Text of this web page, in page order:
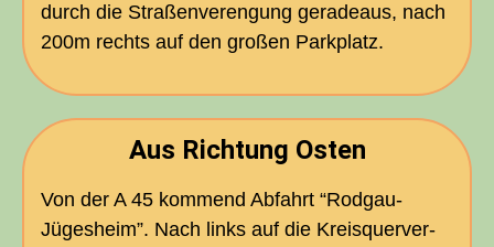
durch die Stra­ßen­ver­en­gung gera­de­aus, nach
200m rechts auf den gro­ßen Parkplatz.
Aus Rich­tung Osten
Von der A 45 kom­mend Abfahrt “Rod­gau-
Jüges­heim”. Nach links auf die Kreis­quer­ver­